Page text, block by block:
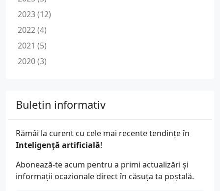
2023 (12)
2022 (4)
2021 (5)
2020 (3)
Buletin informativ
Rămâi la curent cu cele mai recente tendințe în
Inteligență artificială!
Abonează-te acum pentru a primi actualizări și
informații ocazionale direct în căsuța ta poștală.